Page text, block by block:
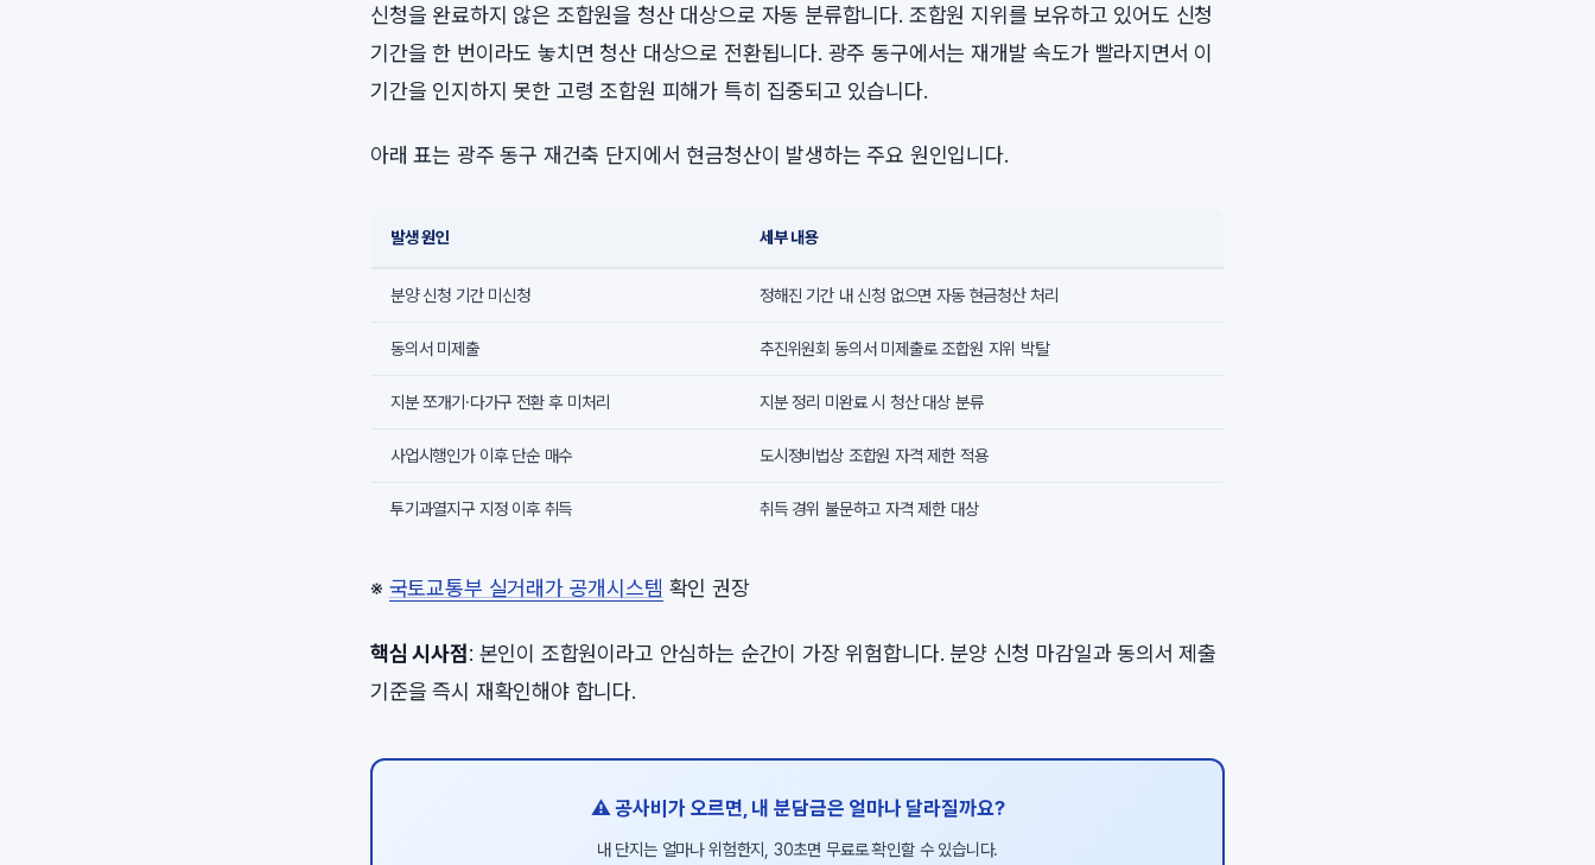
신청을 완료하지 않은 조합원을 청산 대상으로 자동 분류합니다. 조합원 지위를 보유하고 있어도 신청
기간을 한 번이라도 놓치면 청산 대상으로 전환됩니다. 광주 동구에서는 재개발 속도가 빨라지면서 이
기간을 인지하지 못한 고령 조합원 피해가 특히 집중되고 있습니다.
아래 표는 광주 동구 재건축 단지에서 현금청산이 발생하는 주요 원인입니다.
발생 원인 세부 내용
분양 신청 기간 미신청 정해진 기간 내 신청 없으면 자동 현금청산 처리
동의서 미제출 추진위원회 동의서 미제출로 조합원 지위 박탈
지분 쪼개기·다가구 전환 후 미처리 지분 정리 미완료 시 청산 대상 분류
사업시행인가 이후 단순 매수 도시정비법상 조합원 자격 제한 적용
투기과열지구 지정 이후 취득 취득 경위 불문하고 자격 제한 대상
※ 국토교통부 실거래가 공개시스템 확인 권장
핵심 시사점: 본인이 조합원이라고 안심하는 순간이 가장 위험합니다. 분양 신청 마감일과 동의서 제출
기준을 즉시 재확인해야 합니다.
⚠️ 공사비가 오르면, 내 분담금은 얼마나 달라질까요?
내 단지는 얼마나 위험한지, 30초면 무료로 확인할 수 있습니다.